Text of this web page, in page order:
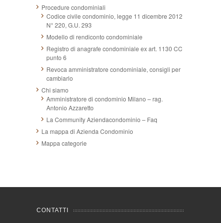
Procedure condominiali
Codice civile condominio, legge 11 dicembre 2012
N° 220, G.U. 293
Modello di rendiconto condominiale
Registro di anagrafe condominiale ex art. 1130 CC
punto 6
Revoca amministratore condominiale, consigli per
cambiarlo
Chi siamo
Amministratore di condominio Milano – rag.
Antonio Azzaretto
La Community Aziendacondominio – Faq
La mappa di Azienda Condominio
Mappa categorie
CONTATTI